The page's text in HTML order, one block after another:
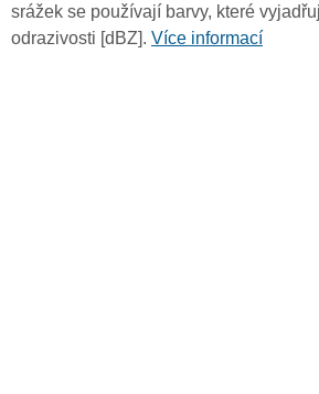
srážek se používají barvy, které
odrazivosti [dBZ]. Více informací